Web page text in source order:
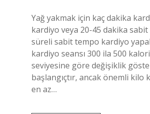
Yağ yakmak için kaç dakika
kardiyo veya 20-45 dakika
süreli sabit tempo kardiyo
kardiyo seansı 300 ila 500
seviyesine göre değişiklik
başlangıçtır, ancak önemli
en az…